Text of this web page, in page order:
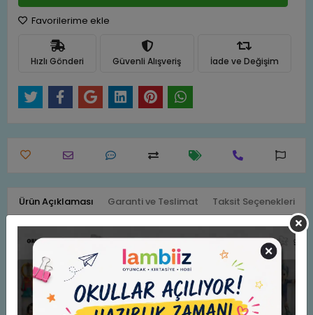
Favorilerime ekle
Hızlı Gönderi Güvenli Alışveriş İade ve Değişim
Ürün Açıklaması Garanti ve Teslimat Taksit Seçenekleri
Yorumlar
TUTACAK SETİ
(ATAŞ-RAPTİYE-İĞNE)
YEŞİL